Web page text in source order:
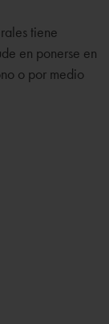
tiene
en ponerse en
o por medio